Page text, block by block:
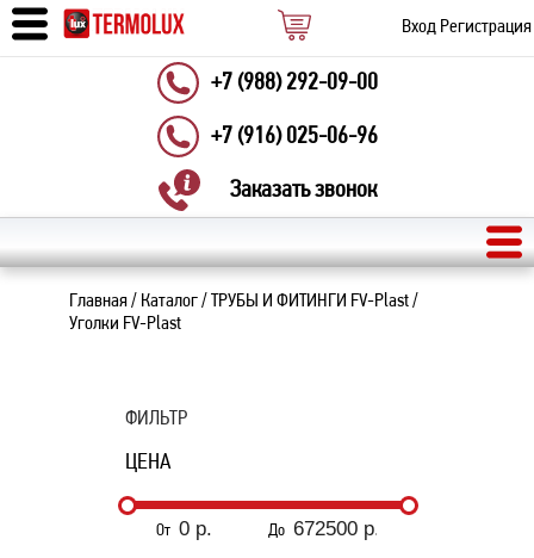
Вход Регистрация
+7 (988) 292-09-00
+7 (916) 025-06-96
Заказать звонок
Главная/ Каталог/ ТРУБЫ И ФИТИНГИ FV-Plast/
Уголки FV-Plast
ФИЛЬТР
ЦЕНА
От До